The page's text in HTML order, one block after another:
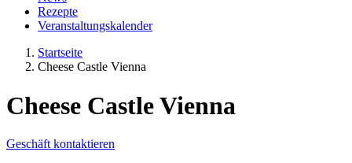
Rezepte
Veranstaltungskalender
Startseite
Cheese Castle Vienna
Cheese Castle Vienna
Geschäft kontaktieren